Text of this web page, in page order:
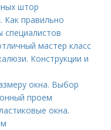
штор
правильно
мастер класс
Конструкции и
окна. Выбор
проем
окна.